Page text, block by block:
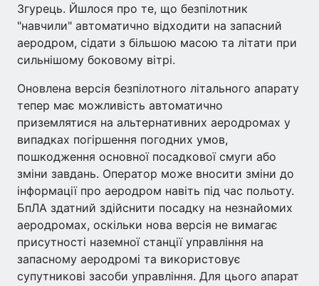
Згурець. Йшлося про те, що безпілотник
"навчили" автоматично відходити на запасний
аеродром, сідати з більшою масою та літати при
сильнішому боковому вітрі.
Оновлена версія безпілотного літального апарату
тепер має можливість автоматично
приземлятися на альтернативних аеродромах у
випадках погіршення погодних умов,
пошкодження основної посадкової смуги або
зміни завдань. Оператор може вносити зміни до
інформації про аеродром навіть під час польоту.
БпЛА здатний здійснити посадку на незнайомих
аеродромах, оскільки нова версія не вимагає
присутності наземної станції управління на
запасному аеродромі та використовує
супутникові засоби управління. Для цього апарат